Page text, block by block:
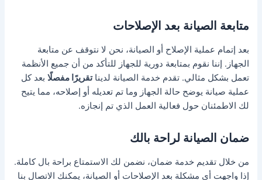
متابعة الصيانة بعد الإصلاحات
بعد إتمام عملية الإصلاح أو الصيانة، نحن لا نتوقف عن متابعة
الجهاز. إننا نقوم بمتابعة دورية للجهاز للتأكد من أن جميع الأنظمة
تعمل بشكل مثالي. تقدم خدمة الصيانة لديناتقريرًا مفصلًا بعد كل
عملية صيانة يوضح حالة الجهاز وما تم تعديله أو إصلاحه، مما يتيح
لك الاطمئنان حول فعالية العمل الذي تم إنجازه.
ضمان الصيانة لراحة بالك
من خلال تقديم خدمة ضمان، نضمن لك الاستمتاع براحة بال كاملة.
إذا واجهت أي مشكلة بعد الإصلاحات أو الصيانة، يمكنك الاتصال بنا